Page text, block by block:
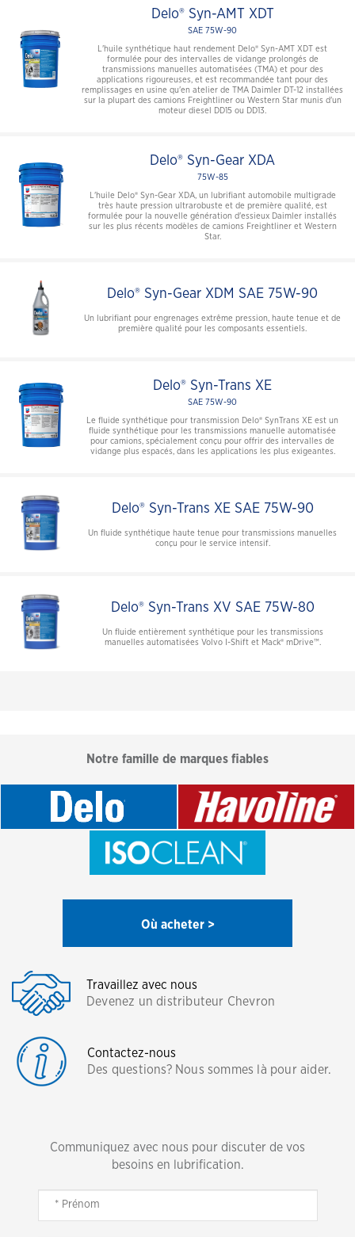
Delo® Syn-AMT XDT
SAE 75W-90
L'huile synthétique haut rendement Delo® Syn-AMT XDT est
formulée pour des intervalles de vidange prolongés de
transmissions manuelles automatisées (TMA) et pour des
applications rigoureuses, et est recommandée tant pour des
remplissages en usine qu'en atelier de TMA Daimler DT-12 installées
sur la plupart des camions Freightliner ou Western Star munis d'un
moteur diesel DD15 ou DD13.
Delo® Syn-Gear XDA
75W-85
L'huile Delo® Syn-Gear XDA, un lubrifiant automobile multigrade
très haute pression ultrarobuste et de première qualité, est
formulée pour la nouvelle génération d'essieux Daimler installés
sur les plus récents modèles de camions Freightliner et Western
Star.
Delo® Syn-Gear XDM SAE 75W-90
Un lubrifiant pour engrenages extrême pression, haute tenue et de
première qualité pour les composants essentiels.
Delo® Syn-Trans XE
SAE 75W-90
Le fluide synthétique pour transmission Delo® SynTrans XE est un
fluide synthétique pour les transmissions manuelle automatisée
pour camions, spécialement conçu pour offrir des intervalles de
vidange plus espacés, dans les applications les plus exigeantes.
Delo® Syn-Trans XE SAE 75W-90
Un fluide synthétique haute tenue pour transmissions manuelles
conçu pour le service intensif.
Delo® Syn-Trans XV SAE 75W-80
Un fluide entièrement synthétique pour les transmissions
manuelles automatisées Volvo I-Shift et Mack® mDrive™.
Notre famille de marques fiables
Où acheter >
Travaillez avec nous
Devenez un distributeur Chevron
Contactez-nous
Des questions? Nous sommes là pour aider.
Communiquez avec nous pour discuter de vos
besoins en lubrification.